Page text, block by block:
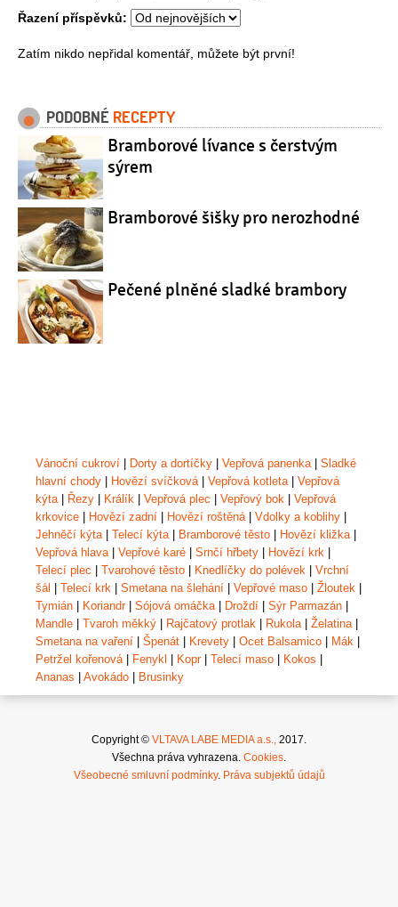
Řazení příspěvků:
Zatím nikdo nepřidal komentář, můžete být první!
PODOBNÉ RECEPTY
Bramborové lívance s čerstvým
sýrem
Bramborové šišky pro nerozhodné
Pečené plněné sladké brambory
Vánoční cukroví Dorty a dortíčky Vepřová panenka| Sladké
hlavní chody
Hovězí svíčková| Vepřová kotleta| Vepřová
kýta| Řezy Králík Vepřová plec Vepřový bok
Vepřová
krkovice
Hovězí zadní Hovězí roštěná| Vdolky a koblihy
Jehněčí kýta| Telecí kýta| Bramborové těsto Hovězí kližka|
Vepřová hlava| Vepřové karé Srnčí hřbety Hovězí krk
Telecí plec
Tvarohové těsto Knedlíčky do polévek
Vrchní
šál
Telecí krk Smetana na šlehání Vepřové maso Žloutek
Tymián
Koriandr| Sójová omáčka| Droždí Sýr Parmazán
Mandle
Tvaroh měkký Rajčatový protlak Rukola| Želatina|
Smetana na vaření
Špenát Krevety Ocet Balsamico Mák
Petržel kořenová| Fenykl Kopr| Telecí maso Kokos
Ananas
Avokádo Brusinky
Copyright © VLTAVA LABE MEDIA a.s., 2017.
Všechna práva vyhrazena. Cookies.
Všeobecné smluvní podmínky. Práva subjektů údajů